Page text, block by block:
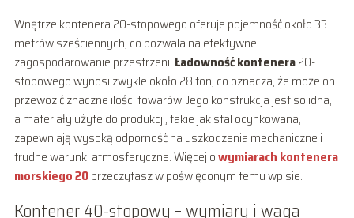
Wnętrze kontenera 20-stopowego oferuje pojemność około 33
metrów sześciennych, co pozwala na efektywne
zagospodarowanie przestrzeni.Ładowność kontenera20-
stopowego wynosi zwykle około 28 ton, co oznacza, że może on
przewozić znaczne ilości towarów. Jego konstrukcja jest solidna,
a materiały użyte do produkcji, takie jak stal ocynkowana,
zapewniają wysoką odporność na uszkodzenia mechaniczne i
trudne warunki atmosferyczne. Więcej owymiarach kontenera
morskiego 20przeczytasz w poświęconym temu wpisie.
Kontener 40-stopowy – wymiary i waga